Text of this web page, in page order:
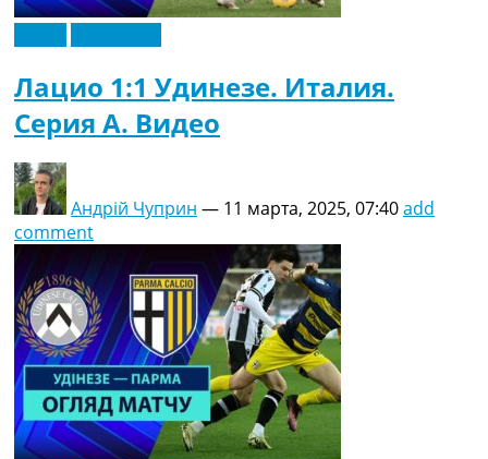
Лацио 1:1 Удинезе. Италия.
Серия A. Видео
Андрій Чуприн — 11 марта, 2025, 07:40add
comment